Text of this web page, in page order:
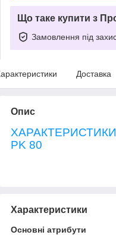
Що таке купити з
Замовлення під
Доставка
Опис
ХАРАКТЕРИСТИКИ
PK 80
Характеристики
Основні атрибути